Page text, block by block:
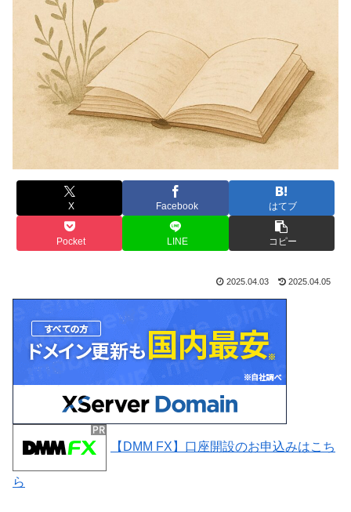
X Facebook はてブ
Pocket LINE コピー
2025.04.03 2025.04.05
【DMM FX】口座開設のお申込みはこち
ら